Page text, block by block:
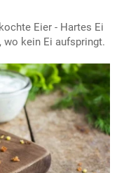
Eier - Hartes Ei
wo kein Ei aufspringt.